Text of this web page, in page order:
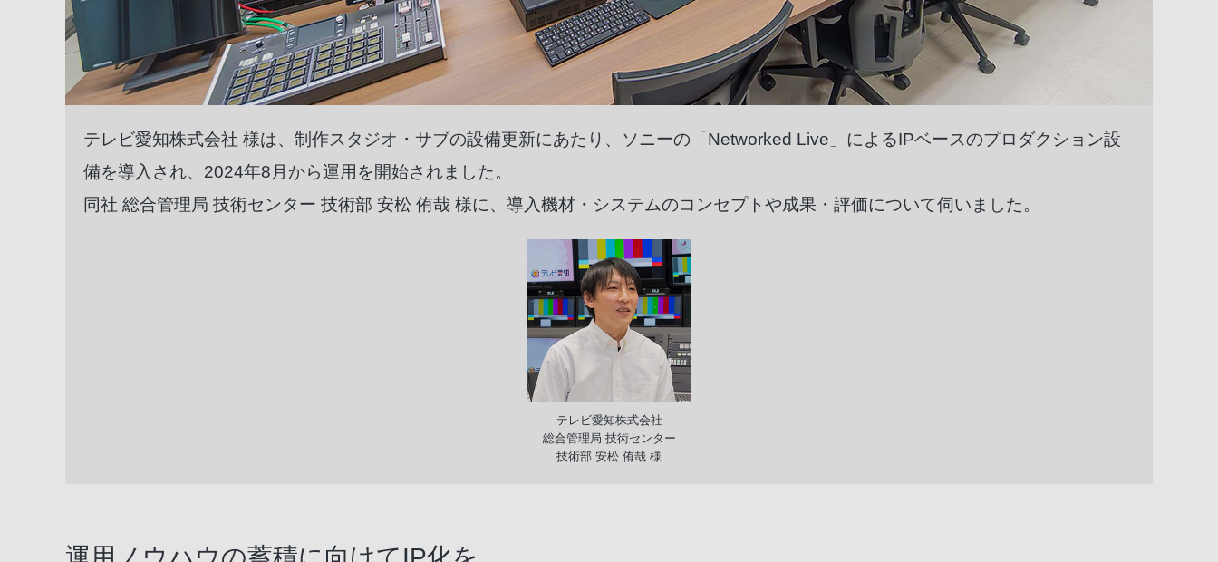
テレビ愛知株式会社 様は、制作スタジオ・サブの設備更新にあたり、ソニーの「Networked Live」によるIPベースのプロダクション設
備を導入され、2024年8月から運用を開始されました。
同社 総合管理局 技術センター 技術部 安松 侑哉 様に、導入機材・システムのコンセプトや成果・評価について伺いました。
テレビ愛知株式会社
総合管理局 技術センター
技術部 安松 侑哉 様